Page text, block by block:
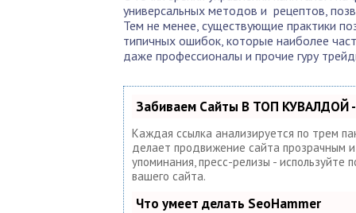
универсальных методов и рецептов,
Тем не менее, существующие практики
типичных ошибок, которые наиболее
даже профессионалы и прочие гуру
Забиваем Сайты В ТОП КУВАЛДОЙ -
Каждая ссылка анализируется по трем
делает продвижение сайта прозрачным
упоминания, пресс-релизы -
вашего сайта.
Что умеет делать SeoHammer